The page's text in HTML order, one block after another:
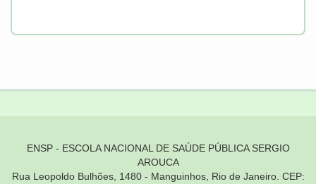
ENSP - ESCOLA NACIONAL DE SAÚDE PÚBLICA SERGIO
AROUCA
Rua Leopoldo Bulhões, 1480 - Manguinhos, Rio de Janeiro. CEP: